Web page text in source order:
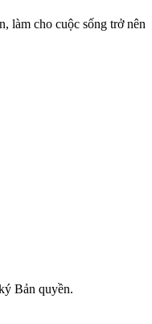
làm cho cuộc sống trở nên
Bản quyền.